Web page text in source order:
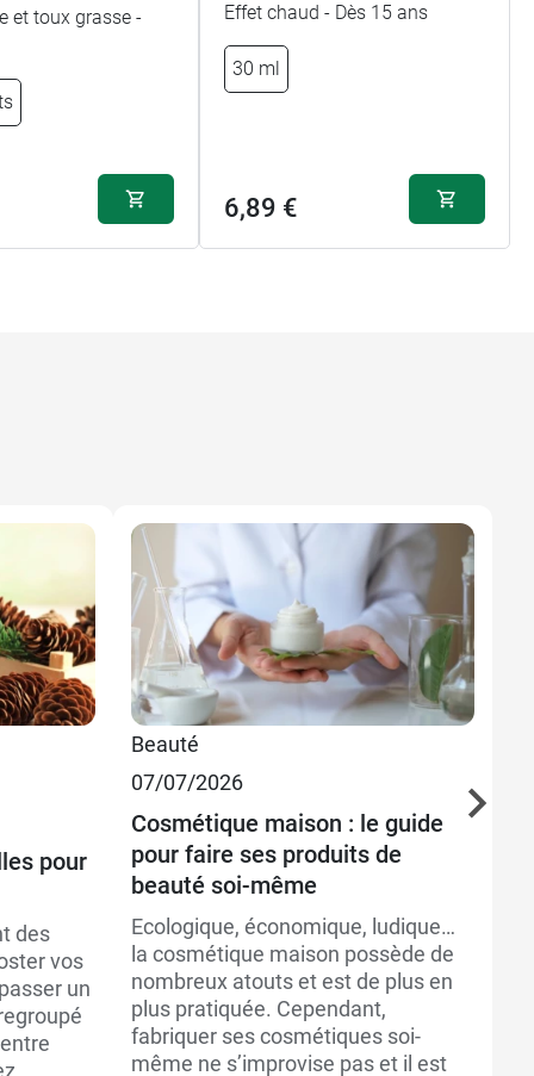
et toux grasse -
Effet chaud - Dès 15 ans
30 ml
6,89 €
pour
des
vos
un
Beauté
07/07/2026
Cosmétique maison : le guide
pour faire ses produits de
beauté soi-même
Ecologique, économique, ludique…
la cosmétique maison possède de
nombreux atouts et est de plus en
plus pratiquée. Cependant,
fabriquer ses cosmétiques soi-
même ne s’improvise pas et il est